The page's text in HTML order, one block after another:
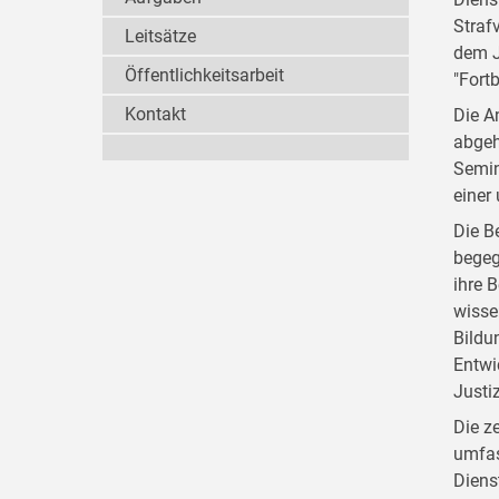
dem
Die
einer
Die
ihre
Die
Leitsätze
Öffentlichkeitsarbeit
Kontakt